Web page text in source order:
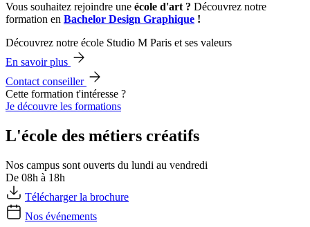
Vous souhaitez rejoindre une école d'art ? Découvrez notre
formation en Bachelor Design Graphique !
Découvrez notre école Studio M Paris et ses valeurs
En savoir plus
Contact conseiller
Cette formation t'intéresse ?
Je découvre les formations
L'école des métiers créatifs
Nos campus sont ouverts du lundi au vendredi
De 08h à 18h
Télécharger la brochure
Nos événements